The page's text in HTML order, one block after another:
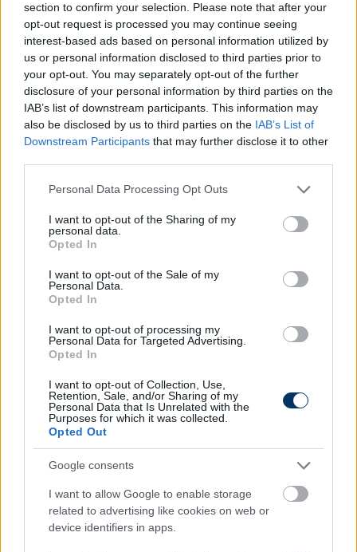
section to confirm your selection. Please note that after your
opt-out request is processed you may continue seeing
interest-based ads based on personal information utilized by
us or personal information disclosed to third parties prior to
your opt-out. You may separately opt-out of the further
disclosure of your personal information by third parties on the
IAB’s list of downstream participants. This information may
also be disclosed by us to third parties on the IAB’s List of
Downstream Participants that may further disclose it to other
Please note that this website/app uses one or more Google
not limited to your visit or usage behaviour. You may click to
grant or deny consent to Google and its third-party tags to
use your data for below specified purposes in below Google
consent section.
Personal Data Processing Opt Outs
I want to opt-out of the Sharing of my
personal data.
Opted In
I want to opt-out of the Sale of my
Personal Data.
Opted In
I want to opt-out of processing my
Personal Data for Targeted Advertising.
Opted In
I want to opt-out of Collection, Use,
Retention, Sale, and/or Sharing of my
Personal Data that Is Unrelated with the
Purposes for which it was collected.
Opted Out
Google consents
I want to allow Google to enable storage
related to advertising like cookies on web or
device identifiers in apps.
Olvastad már?
Szoboszlai a kezdőcsapatba lőhette
magát a Bundesliga-rajtra
Elképzelhető, hogy kezdőként debütálhat Szoboszlai
Dominik Mainz ellen.